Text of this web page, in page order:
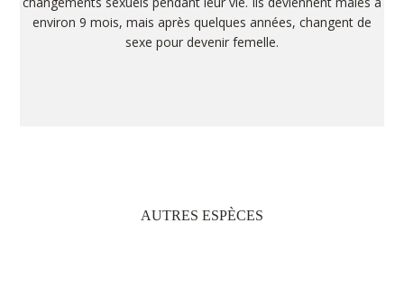
environ 9 mois, mais après quelques années, changent de
sexe pour devenir femelle.
AUTRES ESPÈCES